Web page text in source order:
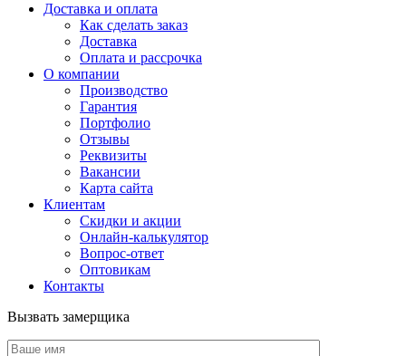
Доставка и оплата
Как сделать заказ
Доставка
Оплата и рассрочка
О компании
Производство
Гарантия
Портфолио
Отзывы
Реквизиты
Вакансии
Карта сайта
Клиентам
Скидки и акции
Онлайн-калькулятор
Вопрос-ответ
Оптовикам
Контакты
Вызвать замерщика